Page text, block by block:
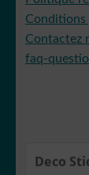
Conditions
Contactez
faq-
Deco